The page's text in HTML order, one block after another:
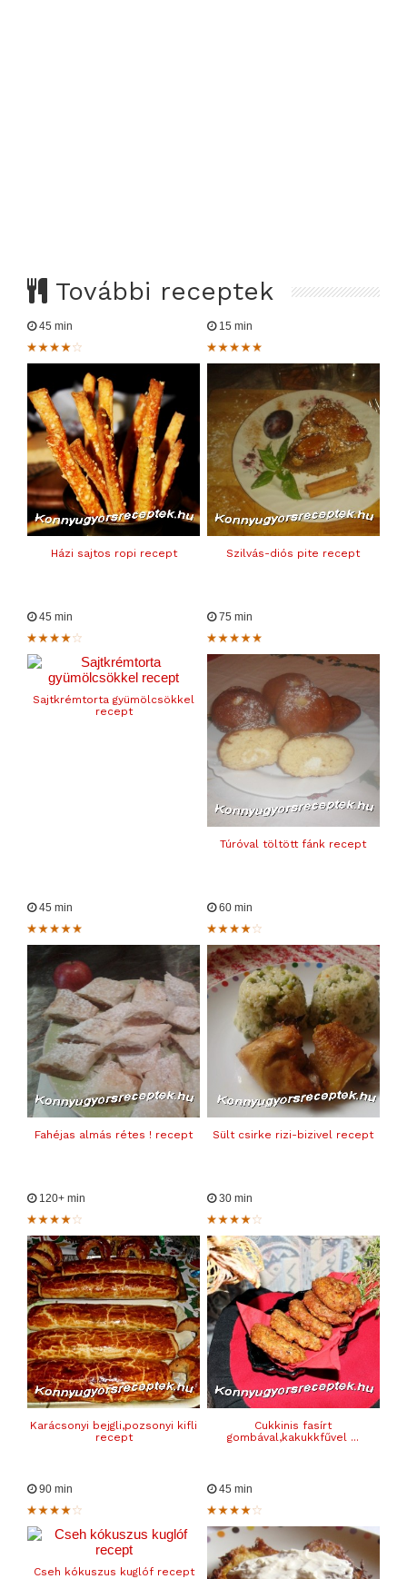
További receptek
45 min
Házi sajtos ropi recept
15 min
Szilvás-diós pite recept
45 min
Sajtkrémtorta gyümölcsökkel
recept
75 min
Túróval töltött fánk recept
45 min
Fahéjas almás rétes ! recept
60 min
Sült csirke rizi-bizivel recept
120+ min
Karácsonyi bejgli,pozsonyi kifli
recept
30 min
Cukkinis fasírt
gombával,kakukkfűvel ...
90 min
Cseh kókuszus kuglóf recept
45 min